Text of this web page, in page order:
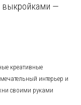
выкройками —
креативные
интерьер и
своими руками